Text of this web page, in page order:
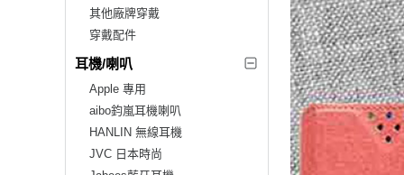
其他廠牌穿戴
穿戴配件
耳機/喇叭
Apple 專用
aibo鈞嵐耳機喇叭
HANLIN 無線耳機
JVC 日本時尚